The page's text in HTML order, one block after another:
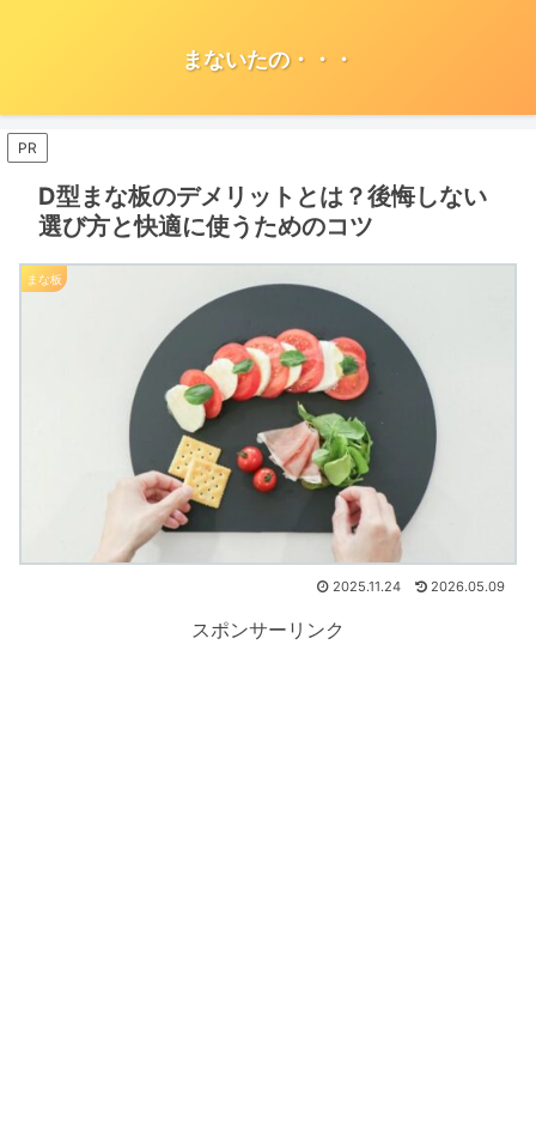
まないたの・・・
PR
D型まな板のデメリットとは？後悔しない
選び方と快適に使うためのコツ
まな板
2025.11.24 2026.05.09
スポンサーリンク